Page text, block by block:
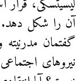
‌آن را شکل دهد.
گفتمان
نیروهای